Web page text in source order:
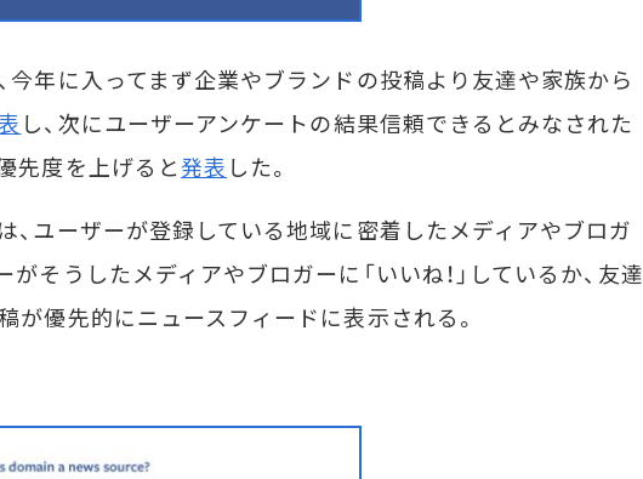
今年に入ってまず企業やブランドの投稿より友達や家族から
し、次にユーザーアンケートの結果信頼できるとみなされた
先度を上げると発表 した。
、ユーザーが登録している地域に密着したメディアやブロガ
そうしたメディアやブロガーに「いいね！」しているか、友達
が優先的にニュースフィードに表示される。